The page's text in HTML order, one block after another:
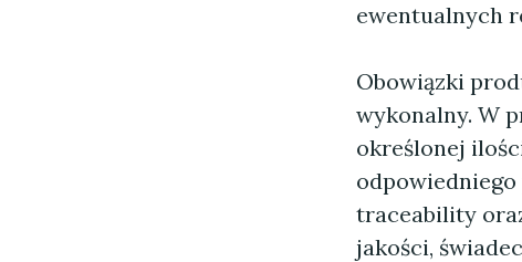
ewentualnych
Obowiązki
wykonalny. W
określonej
traceability
jakości,